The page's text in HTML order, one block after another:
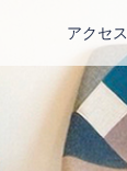
アクセス